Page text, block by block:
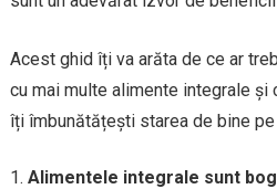
Acest ghid îți va arăta de ce ar
cu mai multe alimente integrale și
îți îmbunătățești starea de bine pe
Alimentele integrale sunt